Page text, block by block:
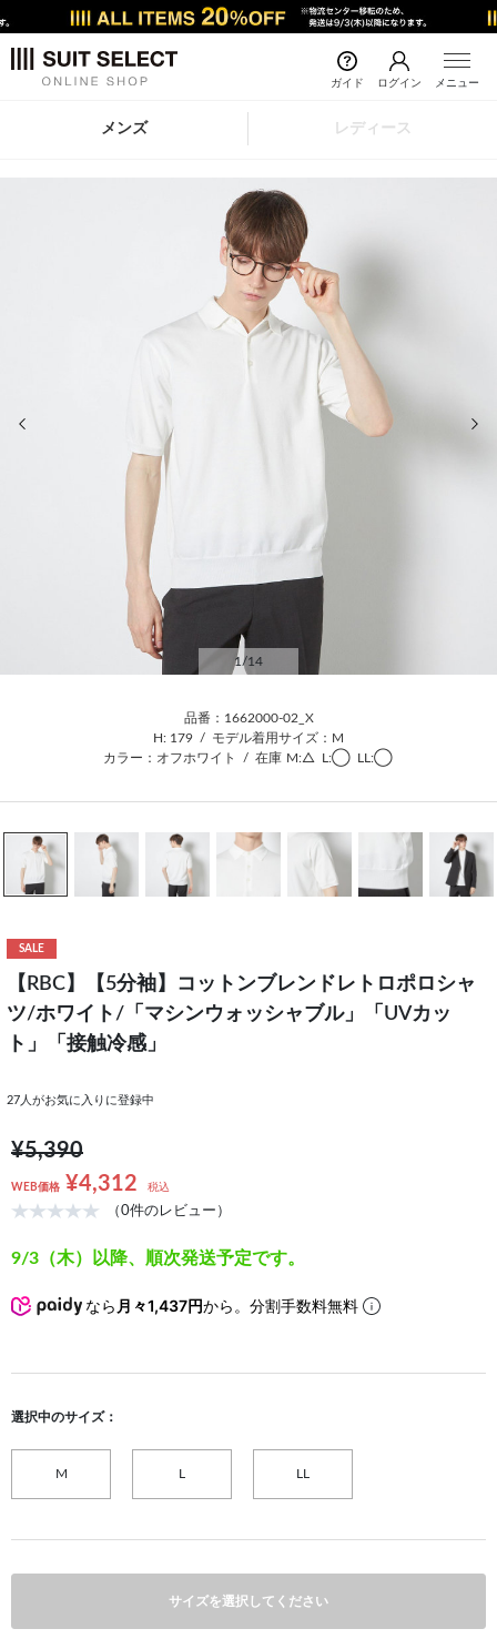
ガイド ログイン メニュー
メンズ レディース
1 /14
品番：1662000-02_X
H: 179 / モデル着用サイズ：M
カラー：オフホワイト
/ 在庫 M:△ L:◯ LL:◯
SALE
【RBC】【5分袖】コットンブレンドレトロポロシャ
ツ/ホワイト/「マシンウォッシャブル」「UVカッ
ト」「接触冷感」
27 人がお気に入りに登録中
¥5,390
WEB価格 ¥4,312 税込
（0件のレビュー）
9/3（木）以降、順次発送予定です。
なら 月々1,437円から。分割手数料無料
選択中のサイズ：
M
サイズを選択してください